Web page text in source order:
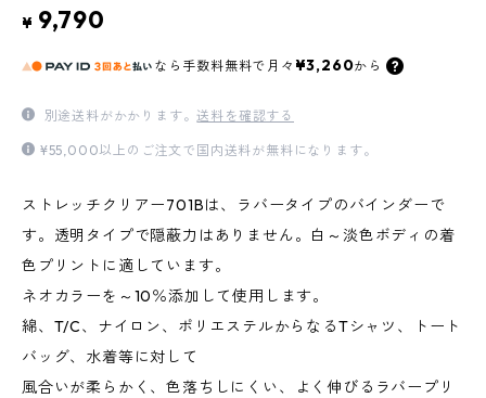
¥ 9,790
なら 手数料無料で 月々 ¥3,260から
別途送料がかかります。送料を確認する
¥55,000以上のご注文で国内送料が無料になります。
ストレッチクリアー701Bは、ラバータイプのバインダーで
す。透明タイプで隠蔽力はありません。白～淡色ボディの着
色プリントに適しています。
ネオカラーを～10％添加して使用します。
綿、T/C、ナイロン、ポリエステルからなるTシャツ、トート
バッグ、水着等に対して
風合いが柔らかく、色落ちしにくい、よく伸びるラバープリ